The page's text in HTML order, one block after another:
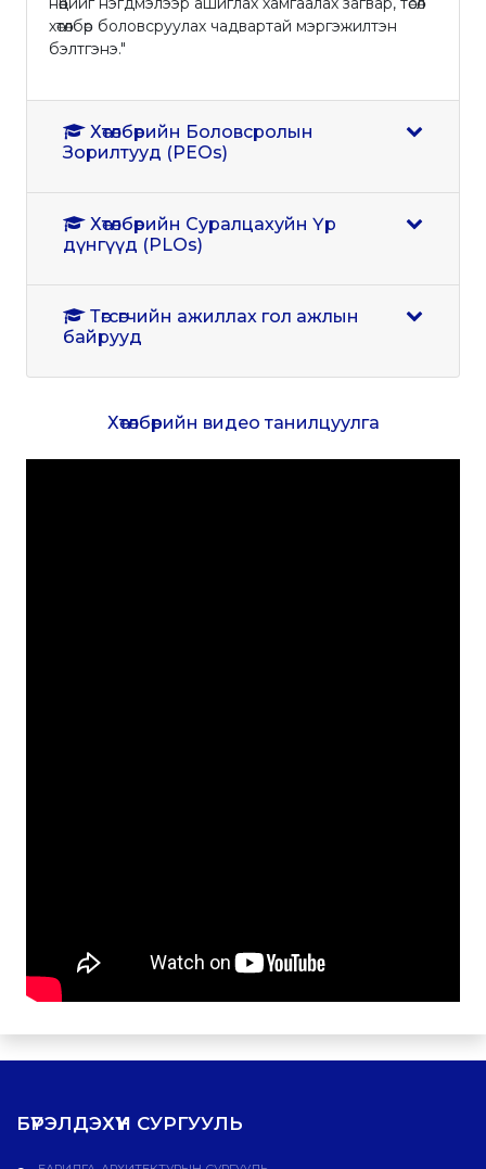
хөтөлбөр боловсруулах чадвартай мэргэжилтэн
бэлтгэнэ."
Зорилтууд (PEOs)
дүнгүүд (PLOs)
байрууд
Хөтөлбөрийн видео танилцуулга
БҮРЭЛДЭХҮҮН СУРГУУЛЬ